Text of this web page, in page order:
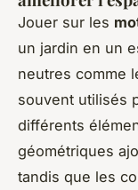
Jouer sur les
un jardin en un
neutres comme
souvent utilisés
différents
géométriques
tandis que les